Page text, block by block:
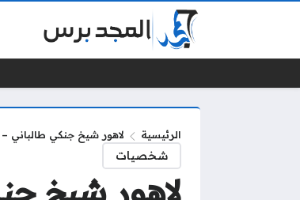
الرئيسية لاهور شيخ جنكي طالباني –
شخصيات
لاهور شيخ